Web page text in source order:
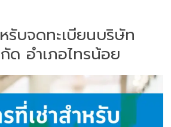
รับจดทะเบียนบริษัท
ด อำเภอไทรน้อย